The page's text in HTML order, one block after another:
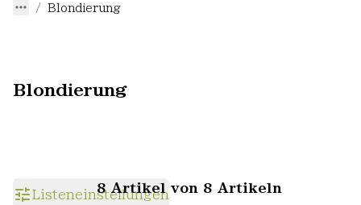
Blondierung
Blondierung
Listeneinstellungen
8 Artikel von 8 Artikeln